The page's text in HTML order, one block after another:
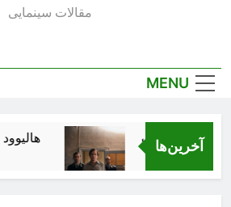
مقالات سينمايى
MENU
آخرین‌ها